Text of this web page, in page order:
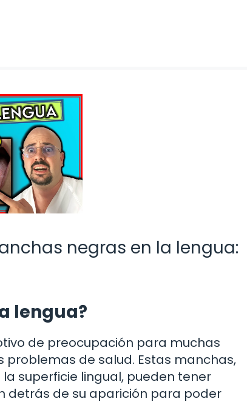
negras en la lengua:
lengua?
de preocupación para muchas
problemas de salud. Estas manchas,
superficie lingual, pueden tener
detrás de su aparición para poder